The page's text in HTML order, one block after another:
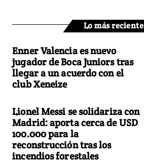
Lo más reciente
Enner Valencia es nuevo
jugador de Boca Juniors tras
llegar a un acuerdo con el
club Xeneize
Lionel Messi se solidariza con
Madrid: aporta cerca de USD
100.000 para la
reconstrucción tras los
incendios forestales